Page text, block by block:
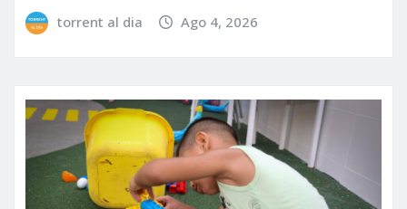
torrent al dia Ago 4, 2026